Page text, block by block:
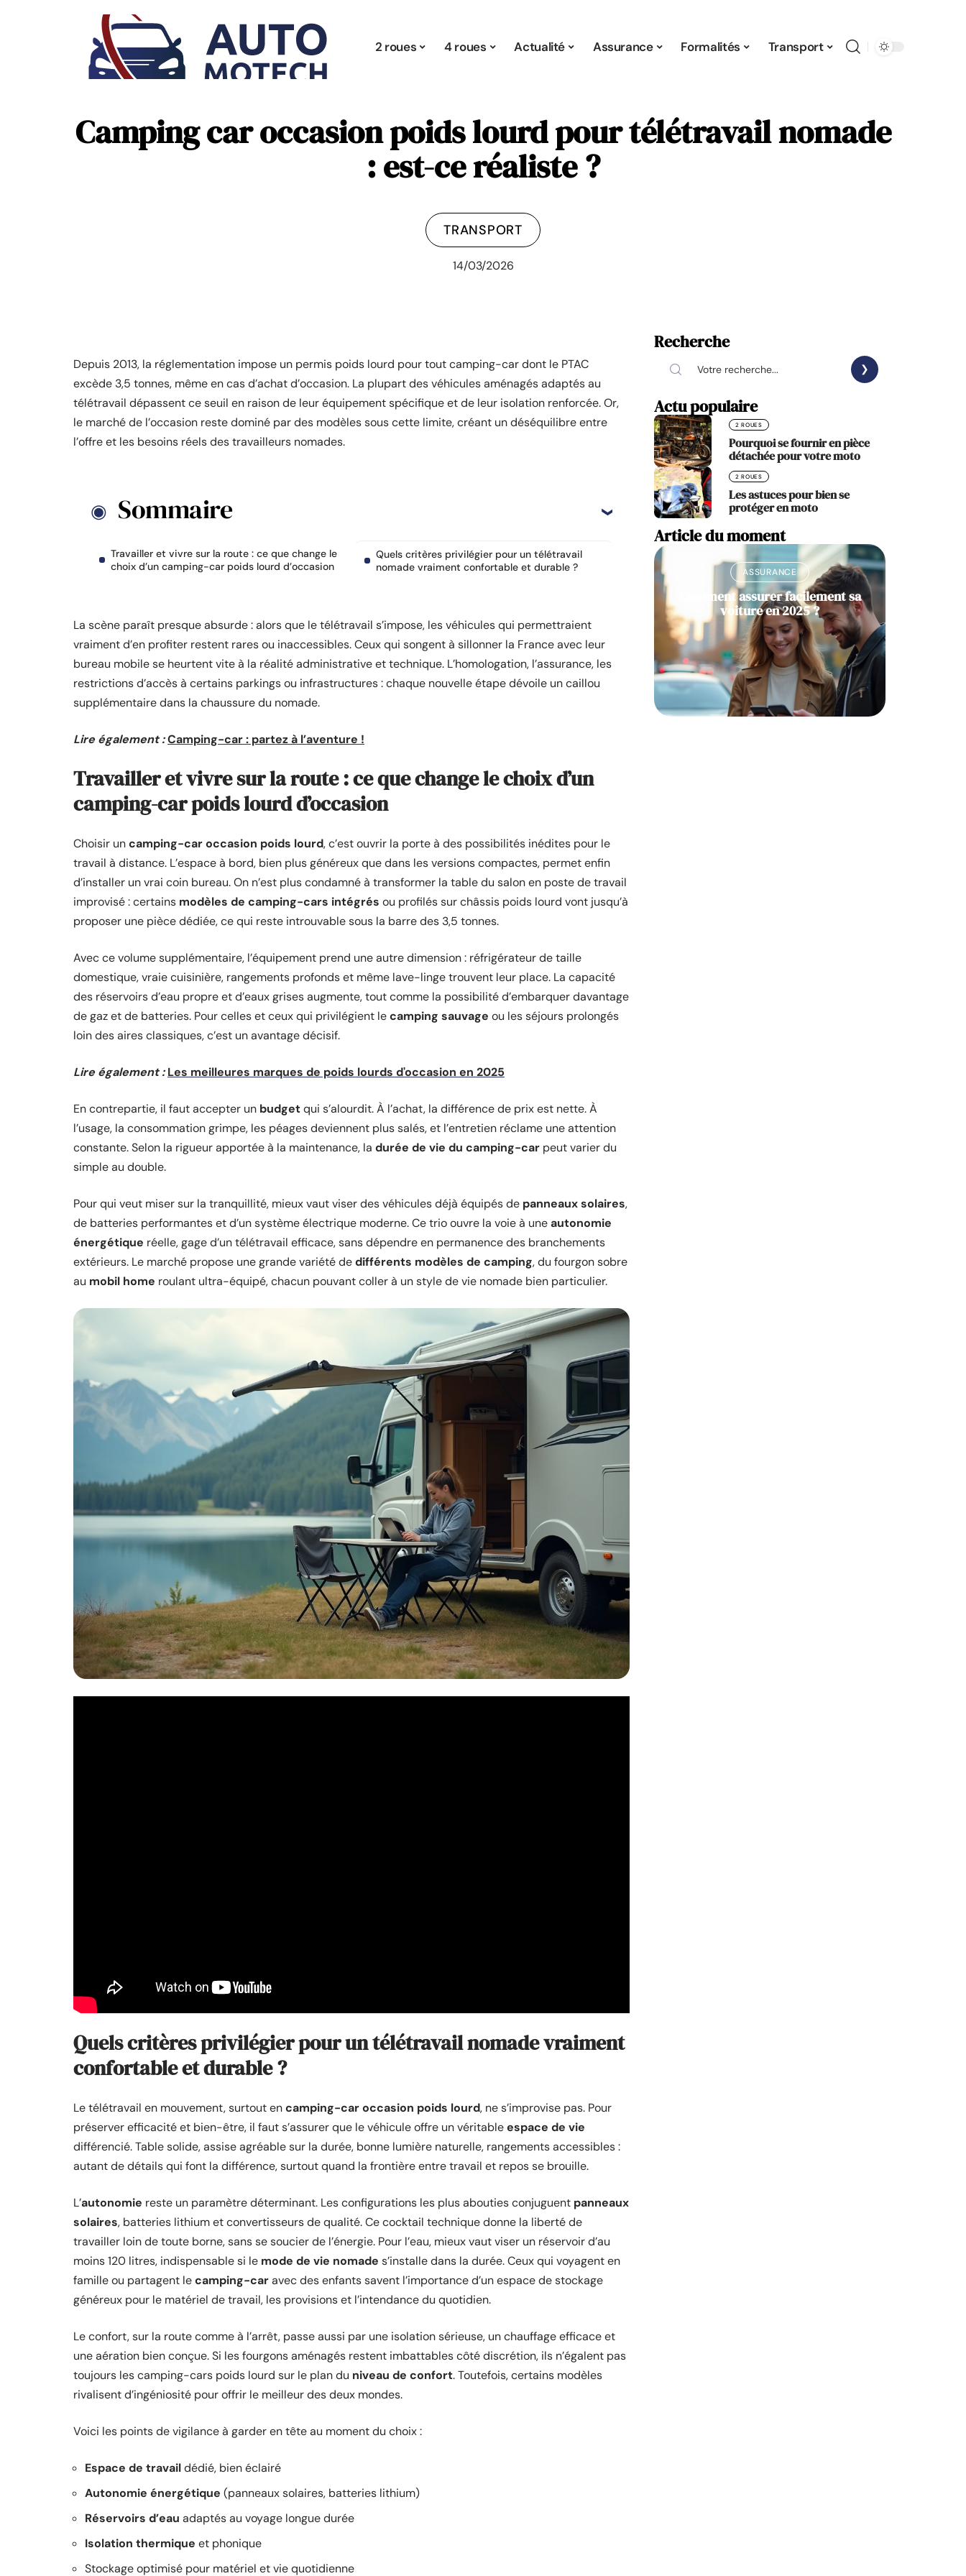
2 roues 4 roues Actualité Assurance Formalités Transport
Camping car occasion poids lourd pour télétravail nomade
: est-ce réaliste ?
TRANSPORT
14/03/2026
Depuis 2013, la réglementation impose un permis poids lourd pour tout camping-car dont le PTAC
excède 3,5 tonnes, même en cas d’achat d’occasion. La plupart des véhicules aménagés adaptés au
télétravail dépassent ce seuil en raison de leur équipement spécifique et de leur isolation renforcée. Or,
le marché de l’occasion reste dominé par des modèles sous cette limite, créant un déséquilibre entre
l’offre et les besoins réels des travailleurs nomades.
Sommaire
Travailler et vivre sur la route : ce que change le
choix d’un camping-car poids lourd d’occasion
Quels critères privilégier pour un télétravail
nomade vraiment confortable et durable ?
La scène paraît presque absurde : alors que le télétravail s’impose, les véhicules qui permettraient
vraiment d’en profiter restent rares ou inaccessibles. Ceux qui songent à sillonner la France avec leur
bureau mobile se heurtent vite à la réalité administrative et technique. L’homologation, l’assurance, les
restrictions d’accès à certains parkings ou infrastructures : chaque nouvelle étape dévoile un caillou
supplémentaire dans la chaussure du nomade.
Lire également :Camping-car : partez à l’aventure !
Travailler et vivre sur la route : ce que change le choix d’un
camping-car poids lourd d’occasion
Choisir uncamping-car occasion poids lourd, c’est ouvrir la porte à des possibilités inédites pour le
travail à distance. L’espace à bord, bien plus généreux que dans les versions compactes, permet enfin
d’installer un vrai coin bureau. On n’est plus condamné à transformer la table du salon en poste de travail
improvisé : certains modèles de camping-cars intégrés ou profilés sur châssis poids lourd vont jusqu’à
proposer une pièce dédiée, ce qui reste introuvable sous la barre des 3,5 tonnes.
Avec ce volume supplémentaire, l’équipement prend une autre dimension : réfrigérateur de taille
domestique, vraie cuisinière, rangements profonds et même lave-linge trouvent leur place. La capacité
des réservoirs d’eau propre et d’eaux grises augmente, tout comme la possibilité d’embarquer davantage
de gaz et de batteries. Pour celles et ceux qui privilégient lecamping sauvage ou les séjours prolongés
loin des aires classiques, c’est un avantage décisif.
Lire également : Les meilleures marques de poids lourds d'occasion en 2025
En contrepartie, il faut accepter un budgetqui s’alourdit. À l’achat, la différence de prix est nette. À
l’usage, la consommation grimpe, les péages deviennent plus salés, et l’entretien réclame une attention
constante. Selon la rigueur apportée à la maintenance, la durée de vie du camping-car peut varier du
simple au double.
Pour qui veut miser sur la tranquillité, mieux vaut viser des véhicules déjà équipés de panneaux solaires,
de batteries performantes et d’un système électrique moderne. Ce trio ouvre la voie à uneautonomie
énergétique réelle, gage d’un télétravail efficace, sans dépendre en permanence des branchements
extérieurs. Le marché propose une grande variété dedifférents modèles de camping, du fourgon sobre
au mobil home roulant ultra-équipé, chacun pouvant coller à un style de vie nomade bien particulier.
Quels critères privilégier pour un télétravail nomade vraiment
confortable et durable ?
Le télétravail en mouvement, surtout encamping-car occasion poids lourd, ne s’improvise pas. Pour
préserver efficacité et bien-être, il faut s’assurer que le véhicule offre un véritableespace de vie
différencié. Table solide, assise agréable sur la durée, bonne lumière naturelle, rangements accessibles :
autant de détails qui font la différence, surtout quand la frontière entre travail et repos se brouille.
L’autonomie reste un paramètre déterminant. Les configurations les plus abouties conjuguent panneaux
solaires, batteries lithium et convertisseurs de qualité. Ce cocktail technique donne la liberté de
travailler loin de toute borne, sans se soucier de l’énergie. Pour l’eau, mieux vaut viser un réservoir d’au
moins 120 litres, indispensable si le mode de vie nomade s’installe dans la durée. Ceux qui voyagent en
famille ou partagent lecamping-caravec des enfants savent l’importance d’un espace de stockage
généreux pour le matériel de travail, les provisions et l’intendance du quotidien.
Le confort, sur la route comme à l’arrêt, passe aussi par une isolation sérieuse, un chauffage efficace et
une aération bien conçue. Si les fourgons aménagés restent imbattables côté discrétion, ils n’égalent pas
toujours les camping-cars poids lourd sur le plan du niveau de confort. Toutefois, certains modèles
rivalisent d’ingéniosité pour offrir le meilleur des deux mondes.
Voici les points de vigilance à garder en tête au moment du choix :
Espace de travaildédié, bien éclairé
Autonomie énergétique (panneaux solaires, batteries lithium)
Réservoirs d’eau adaptés au voyage longue durée
Isolation thermique et phonique
Stockage optimisé pour matériel et vie quotidienne
Recherche
Actu populaire
2 ROUES
Pourquoi se fournir en pièce
détachée pour votre moto
2 ROUES
Les astuces pour bien se
protéger en moto
Article du moment
ASSURANCE
Comment assurer facilement sa
voiture en 2025 ?